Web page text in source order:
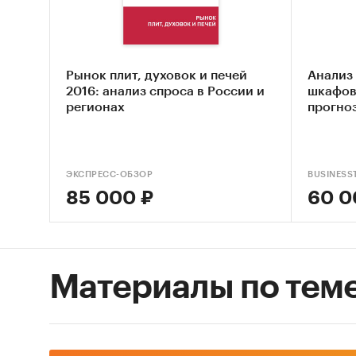
С 2017
2010-
рынка
Рынок плит, духовок и печей
2016: анализ спроса в России и
регионах
ЭКСПРЕСС-ОБЗОР
85 000 ₽
Анализ
шкафов
60
Материалы по